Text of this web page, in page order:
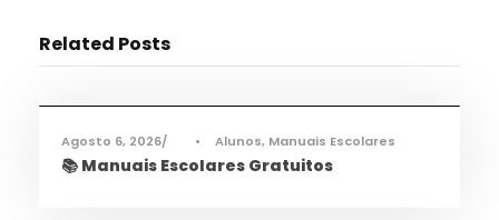
Related Posts
Informações,Notícias
Agosto 6, 2026 • Alunos, Manuais Escolares
📚 Manuais Escolares Gratuitos